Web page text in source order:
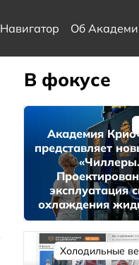
Навигатор Об
В фокусе
Академия
представляет
«Чиллеры.
эксплуатация
охлаждения
Холодильные